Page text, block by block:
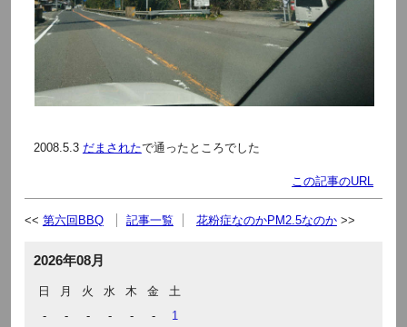
2008.5.3 だまされたで通ったところでした
この記事のURL
第六回BBQ 記事一覧 花粉症なのかPM2.5なのか
2026年08月
日 月 火 水 木 金
土
-
- - - - -
1